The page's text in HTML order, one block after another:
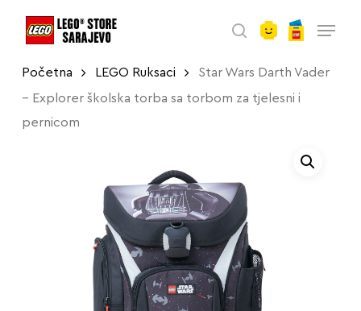
search
Početna LEGO Ruksaci Star Wars Darth Vader
– Explorer školska torba sa torbom za tjelesni i
pernicom